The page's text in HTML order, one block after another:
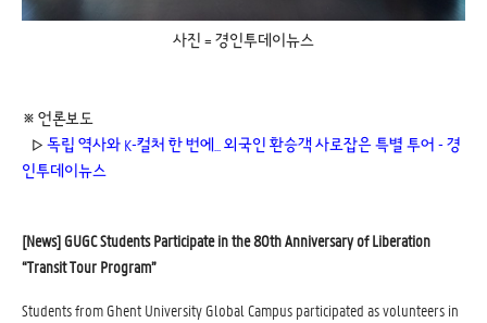
사진 = 경인투데이뉴스
※ 언론보도
▷ 독립 역사와 K-컬처 한 번에... 외국인 환승객 사로잡은 특별 투어 - 경
인투데이뉴스
[News] GUGC Students Participate in the 80th Anniversary of Liberation
“Transit Tour Program”
Students from Ghent University Global Campus participated as volunteers in